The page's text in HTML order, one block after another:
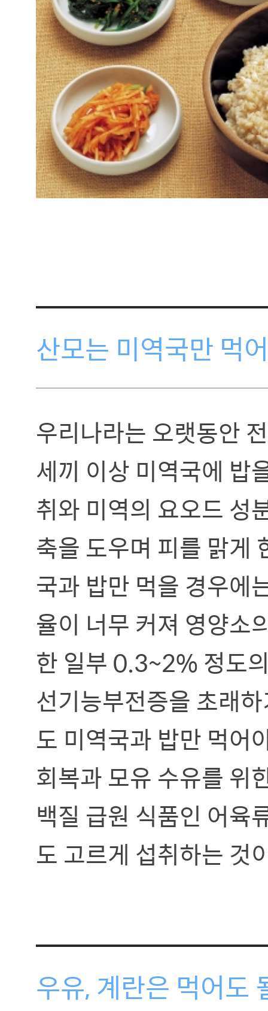
산모는 미역국만 먹
우리나라는 오랫동안
세끼 이상 미역국에 밥
취와 미역의 요오드 성
축을 도우며 피를 맑게
국과 밥만 먹을 경우에
율이 너무 커져 영양소
한 일부 0.3~2% 정도
선기능부전증을 초래
도 미역국과 밥만 먹어
회복과 모유 수유를 위
백질 급원 식품인 어육
도 고르게 섭취하는 것
우유, 계란은 먹어도